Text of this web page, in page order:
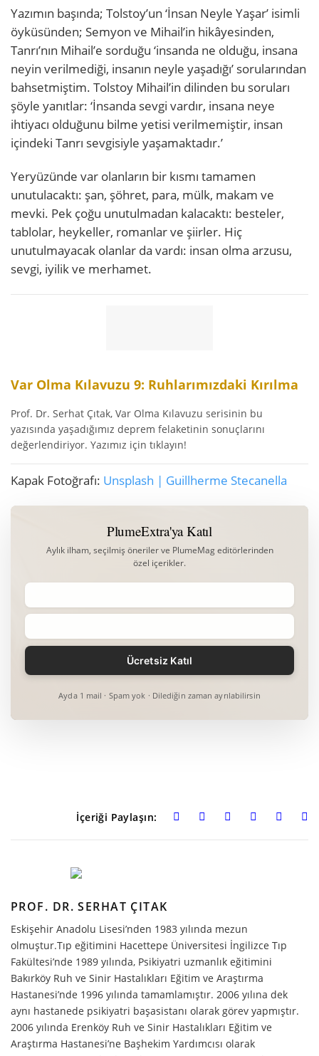
Yazımın başında; Tolstoy’un ‘İnsan Neyle Yaşar’ isimli
öyküsünden; Semyon ve Mihail’in hikâyesinden,
Tanrı’nın Mihail’e sorduğu ‘insanda ne olduğu, insana
neyin verilmediği, insanın neyle yaşadığı’ sorularından
bahsetmiştim. Tolstoy Mihail’in dilinden bu soruları
şöyle yanıtlar: ‘İnsanda sevgi vardır, insana neye
ihtiyacı olduğunu bilme yetisi verilmemiştir, insan
içindeki Tanrı sevgisiyle yaşamaktadır.’
Yeryüzünde var olanların bir kısmı tamamen
unutulacaktı: şan, şöhret, para, mülk, makam ve
mevki. Pek çoğu unutulmadan kalacaktı: besteler,
tablolar, heykeller, romanlar ve şiirler. Hiç
unutulmayacak olanlar da vardı: insan olma arzusu,
sevgi, iyilik ve merhamet.
Var Olma Kılavuzu 9: Ruhlarımızdaki Kırılma
Prof. Dr. Serhat Çıtak, Var Olma Kılavuzu serisinin bu
yazısında yaşadığımız deprem felaketinin sonuçlarını
değerlendiriyor. Yazımız için tıklayın!
Kapak Fotoğrafı: Unsplash | Guillherme Stecanella
PlumeExtra'ya Katıl
Aylık ilham, seçilmiş öneriler ve PlumeMag editörlerinden
özel içerikler.
Ayda 1 mail · Spam yok · Dilediğin zaman ayrılabilirsin
İçeriği Paylaşın:
PROF. DR. SERHAT ÇITAK
Eskişehir Anadolu Lisesi’nden 1983 yılında mezun
olmuştur.Tıp eğitimini Hacettepe Üniversitesi İngilizce Tıp
Fakültesi’nde 1989 yılında, Psikiyatri uzmanlık eğitimini
Bakırköy Ruh ve Sinir Hastalıkları Eğitim ve Araştırma
Hastanesi’nde 1996 yılında tamamlamıştır. 2006 yılına dek
aynı hastanede psikiyatri başasistanı olarak görev yapmıştır.
2006 yılında Erenköy Ruh ve Sinir Hastalıkları Eğitim ve
Araştırma Hastanesi’ne Başhekim Yardımcısı olarak